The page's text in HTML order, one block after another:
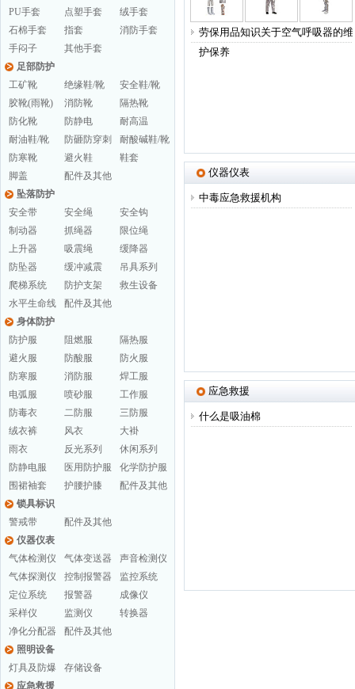
PU手套
点塑手套
绒手套
石棉手套
指套
消防手套
手闷子
其他手套
足部防护
工矿靴
绝缘鞋/靴
安全鞋/靴
胶靴(雨靴)
消防靴
隔热靴
防化靴
防静电
耐高温
耐油鞋/靴
防砸防穿刺
耐酸碱鞋/靴
防寒靴
避火鞋
鞋套
脚盖
配件及其他
坠落防护
安全带
安全绳
安全钩
制动器
抓绳器
限位绳
上升器
吸震绳
缓降器
防坠器
缓冲减震
吊具系列
爬梯系统
防护支架
救生设备
水平生命线
配件及其他
身体防护
防护服
阻燃服
隔热服
避火服
防酸服
防火服
防寒服
消防服
焊工服
电弧服
喷砂服
工作服
防毒衣
二防服
三防服
绒衣裤
风衣
大褂
雨衣
反光系列
休闲系列
防静电服
医用防护服
化学防护服
围裙袖套
护腰护膝
配件及其他
锁具标识
警戒带
配件及其他
仪器仪表
气体检测仪
气体变送器
声音检测仪
气体探测仪
控制报警器
监控系统
定位系统
报警器
成像仪
采样仪
监测仪
转换器
净化分配器
配件及其他
照明设备
灯具及防爆
存储设备
应急救援
劳保用品知识关于空气呼吸器的维
护保养
仪器仪表
中毒应急救援机构
应急救援
什么是吸油棉